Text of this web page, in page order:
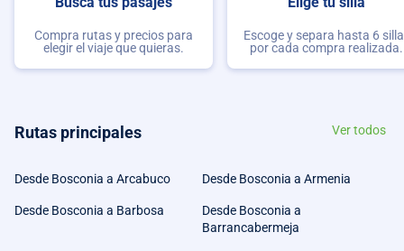
Compra rutas y precios para
elegir el viaje que quieras.
Escoge y separa hasta 6
por cada compra realizada.
Rutas principales Ver todos
Desde Bosconia a Arcabuco Desde Bosconia a Armenia
Desde Bosconia a Barbosa
Desde Bosconia a
Barrancabermeja